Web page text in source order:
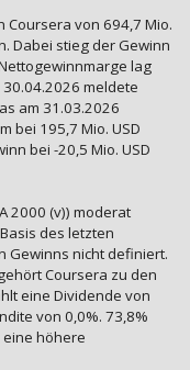
Coursera von 694,7 Mio.
Dabei stieg der Gewinn
lag
30.04.2026 meldete
am 31.03.2026
bei 195,7 Mio. USD
bei -20,5 Mio. USD
2000 (v)) moderat
des letzten
Gewinns nicht definiert.
Coursera zu den
eine Dividende von
von 0,0%. 73,8%
eine höhere